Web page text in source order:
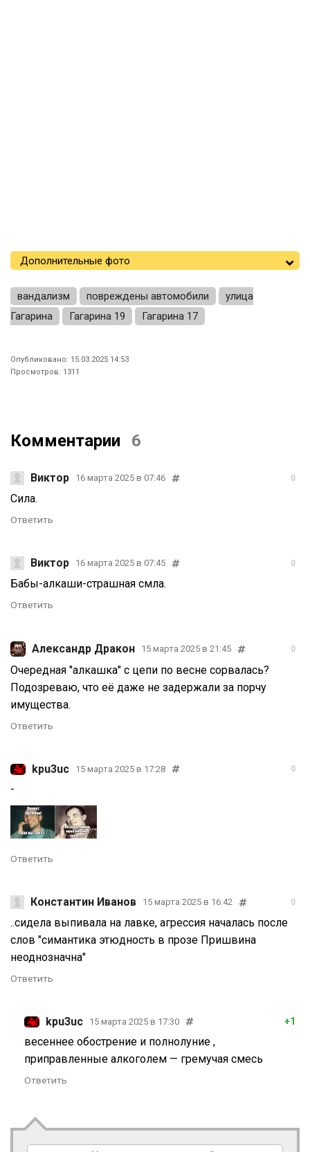
Дополнительные фото
вандализм повреждены автомобили
улица
Гагарина
Гагарина 19 Гагарина 17
Опубликовано: 15.03.2025 14:53
Просмотров: 1311
Комментарии 6
Виктор 16 марта 2025 в 07:46 0
Сила.
Ответить
Виктор 16 марта 2025 в 07:45 0
Бабы-алкаши-страшная смла.
Ответить
Александр Дракон 15 марта 2025 в 21:45 0
Очередная "алкашка" с цепи по весне сорвалась?
Подозреваю, что её даже не задержали за порчу
имущества.
Ответить
kpu3uc 15 марта 2025 в 17:28 0
-
Ответить
Константин Иванов 15 марта 2025 в 16:42 0
..сидела выпивала на лавке, агрессия началась после
слов "симантика этюдность в прозе Пришвина
неоднозначна"
Ответить
kpu3uc 15 марта 2025 в 17:30 +1
весеннее обострение и полнолуние ,
приправленные алкоголем — гремучая смесь
Ответить